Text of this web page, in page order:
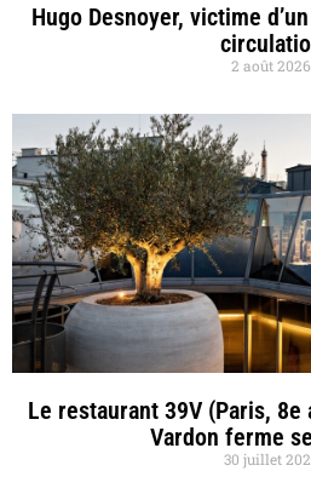
Hugo Desnoyer, victime
2 août 2026
Le restaurant 39V (Paris,
Vardon ferme
30 juillet